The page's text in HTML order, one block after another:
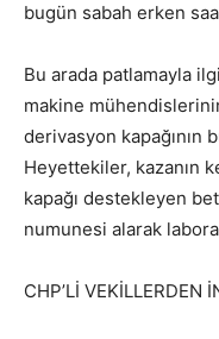
bugün sabah erken
Bu arada patlamayla
makine
derivasyon kapağının
Heyettekiler, kazanın
kapağı destekleyen
numunesi alarak
CHP’Lİ VEKİLLERDEN